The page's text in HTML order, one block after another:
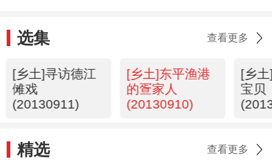
选集 查看更多
[乡土]寻访德江
傩戏
(20130911)
[乡土]东平渔港
的疍家人
(20130910)
[乡
宝贝
精选 查看更多